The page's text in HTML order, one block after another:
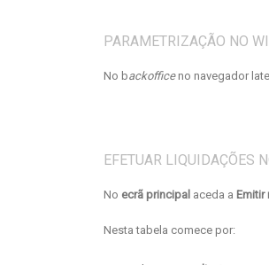
PARAMETRIZAÇÃO NO
No backofficeno navegador
EFETUAR LIQUIDAÇÕES
No ecrã principal aceda a Emitir
Nesta tabela comece por: